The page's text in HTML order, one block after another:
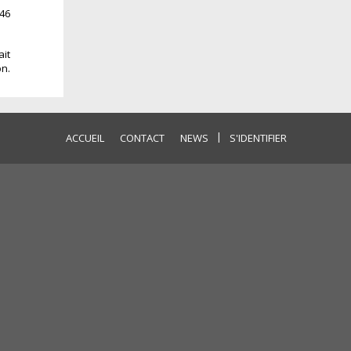
ACCUEIL CONTACT NEWS | S'IDENTIFIER